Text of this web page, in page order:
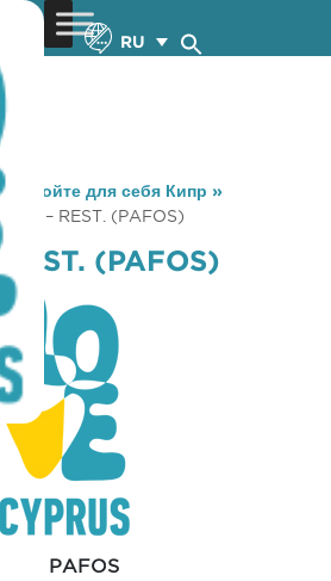
RU
Откройте для себя Кипр »
– REST. (PAFOS)
(PAFOS)
PAFOS